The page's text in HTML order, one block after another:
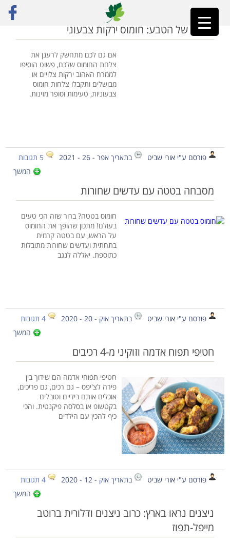
ראשי»בטטה
הצבע של הטבע: חומוס ירקות צבעוני
אם גם לכם מתחשק לרענן את
צלחת החומוס שלכם, פשוט הוסיפו
לממרח האהוב ירקות צלויים או
מבושלים ותקבלו צלחות חומוס
צבעוניות, טעימות וסופר מזינות.
פורסם ע"י אורי שביט בתאריך אפר - 26 - 2021
5 תגובות
המשך
מסבחה בטטה עם עדשים שחורות
חומוס בטטה? ברור שזה הכי טעים
בעולם! מתכון שהופך את החומוס
על הראש, עם בטטה קרמית
בתחתית ועדשים שחורות מתובלות
כתוספת. יאללה לנגב
פורסם ע"י אורי שביט בתאריך אוק - 20 - 2020
4 תגובות
המשך
חטיפי תפוח אדמה וזוקיני מ-4 רכיבים
חטיפי תפוחי אדמה הם שידוך בין
פירה לצ'יפס – גם רכים, גם פריכים,
אוכלים אותם בידיים וטובלים
בקטשופ או בסלסה פיקנטית. והכי
כיף להכין עם הילדים
פורסם ע"י אורי שביט בתאריך אוק - 12 - 2020
4 תגובות
המשך
ניצנים נראו בארץ: כרוב ניצנים ודלורית ברוטב
מייפל-תפוז